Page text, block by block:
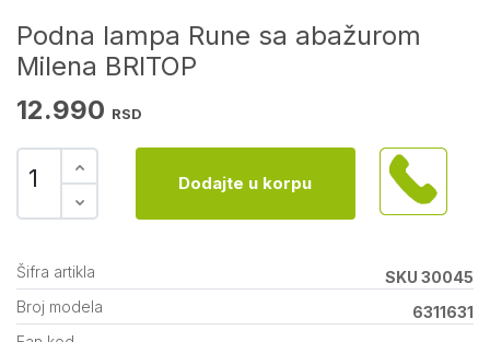
Podna lampa Rune sa abažurom
Milena BRITOP
12.990 RSD
Dodajte u korpu
Šifra artikla
SKU 30045
Broj modela
6311631